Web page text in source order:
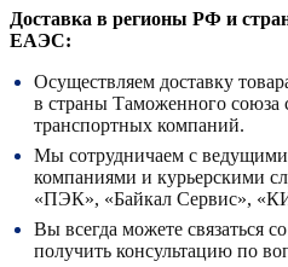
Доставка в регионы РФ и
ЕАЭС:
Осуществляем доставку
в страны Таможенного
транспортных компаний.
Мы сотрудничаем с
компаниями и курьерскими
«ПЭК», «Байкал Сервис»,
Вы всегда можете связаться
получить консультацию по